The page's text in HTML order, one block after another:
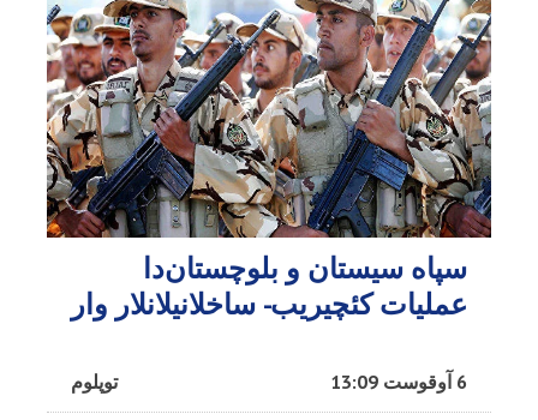
سپاه سیستان و بلوچستان‌دا
عملیات کئچیریب- ساخلانیلانلار وار
توپلوم 6 آوقوست 13:09